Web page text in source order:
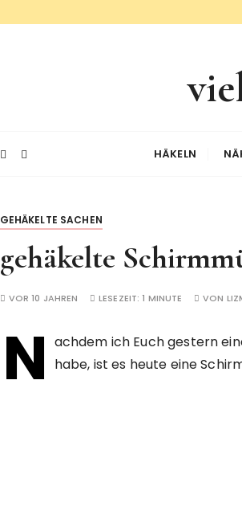
HÄKELN
GEHÄKELTE SACHEN
gehäkelte
VOR 10 JAHREN LESEZEIT:1 MINUTE VON
N achdem ich Euch gestern
habe, ist es heute eine